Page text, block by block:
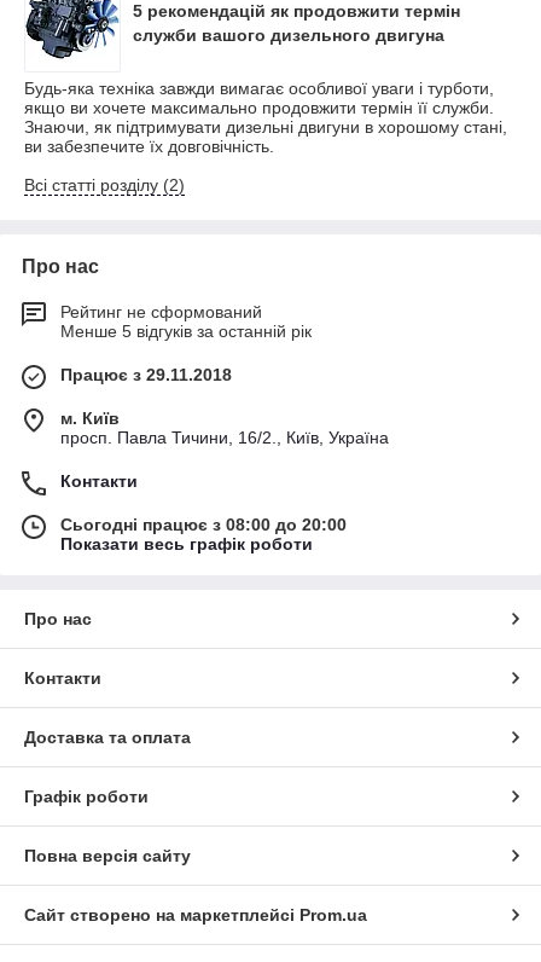
5 рекомендацій як продовжити термін
служби вашого дизельного двигуна
Будь-яка техніка завжди вимагає особливої уваги і турботи,
якщо ви хочете максимально продовжити термін її служби.
Знаючи, як підтримувати дизельні двигуни в хорошому стані,
ви забезпечите їх довговічність.
Всі статті розділу (2)
Про нас
Рейтинг не сформований
Менше 5 відгуків за останній рік
Працює з 29.11.2018
м. Київ
просп. Павла Тичини, 16/2., Київ, Україна
Контакти
Сьогодні працює з 08:00 до 20:00
Показати весь графік роботи
Про нас
Контакти
Доставка та оплата
Графік роботи
Повна версія сайту
Сайт створено на маркетплейсі Prom.ua